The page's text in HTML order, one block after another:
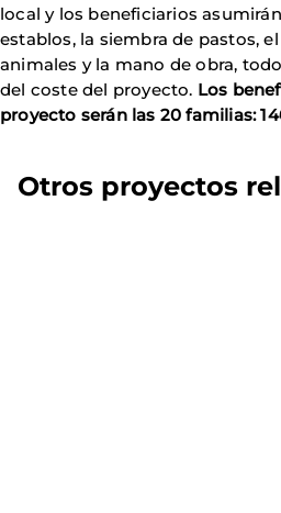
local y los beneficiarios
establos, la siembra de pastos,
animales y la mano de obra,
del coste del proyecto. Los
proyecto serán las 20 familias:
Otros proyectos